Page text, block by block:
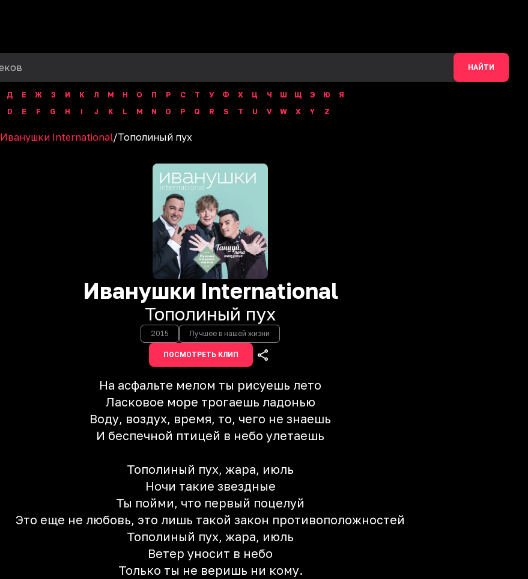
НАЙТИ
Д Е Ж З И К Л М Н О П Р С Т У Ф Х Ц Ч Ш Щ Э Ю
Я
D E F G H I J K L M N O P Q R S T U V W X Y Z
Иванушки International/Тополиный пух
Иванушки International
Тополиный пух
2015 Лучшее в нашей жизни
ПОСМОТРЕТЬ КЛИП
На асфальте мелом ты рисуешь лето
Ласковое море трогаешь ладонью
Воду, воздух, время, то, чего не знаешь
И беспечной птицей в небо улетаешь
Тополиный пух, жара, июль
Ночи такие звездные
Ты пойми, что первый поцелуй
Это еще не любовь, это лишь такой закон противоположностей
Тополиный пух, жара, июль
Ветер уносит в небо
Только ты не веришь ни кому.